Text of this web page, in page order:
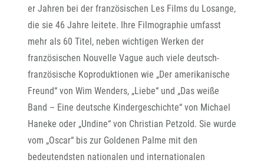
er Jahren bei der französischen Les Films du Losange,
die sie 46 Jahre leitete. Ihre Filmographie umfasst
mehr als 60 Titel, neben wichtigen Werken der
französischen Nouvelle Vague auch viele deutsch-
französische Koproduktionen wie „Der amerikanische
Freund“ von Wim Wenders, „Liebe“ und „Das weiße
Band – Eine deutsche Kindergeschichte“ von Michael
Haneke oder „Undine“ von Christian Petzold. Sie wurde
vom „Oscar“ bis zur Goldenen Palme mit den
bedeutendsten nationalen und internationalen